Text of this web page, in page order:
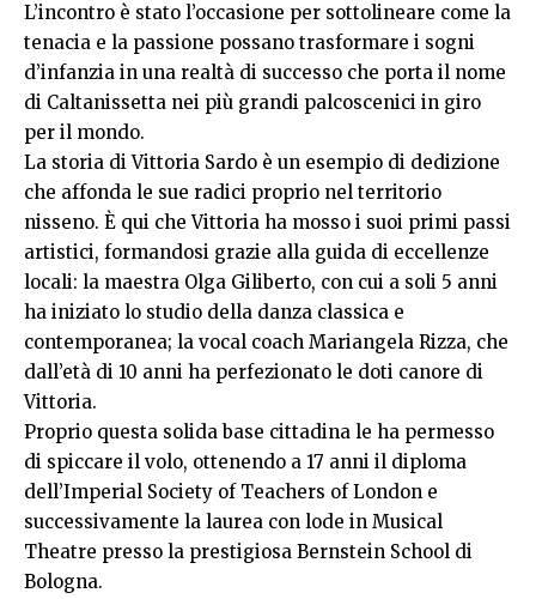
L’incontro è stato l’occasione per sottolineare come la
tenacia e la passione possano trasformare i sogni
d’infanzia in una realtà di successo che porta il nome
di Caltanissetta nei più grandi palcoscenici in giro
per il mondo.
La storia di Vittoria Sardo è un esempio di dedizione
che affonda le sue radici proprio nel territorio
nisseno. È qui che Vittoria ha mosso i suoi primi passi
artistici, formandosi grazie alla guida di eccellenze
locali: la maestra Olga Giliberto, con cui a soli 5 anni
ha iniziato lo studio della danza classica e
contemporanea; la vocal coach Mariangela Rizza, che
dall’età di 10 anni ha perfezionato le doti canore di
Vittoria.
Proprio questa solida base cittadina le ha permesso
di spiccare il volo, ottenendo a 17 anni il diploma
dell’Imperial Society of Teachers of London e
successivamente la laurea con lode in Musical
Theatre presso la prestigiosa Bernstein School di
Bologna.